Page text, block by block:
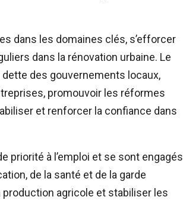
dans les domaines clés, s’efforcer
dans la rénovation urbaine. Le
des gouvernements locaux,
promouvoir les réformes
et renforcer la confiance dans
priorité à l’emploi et se sont engagés
de la santé et de la garde
agricole et stabiliser les